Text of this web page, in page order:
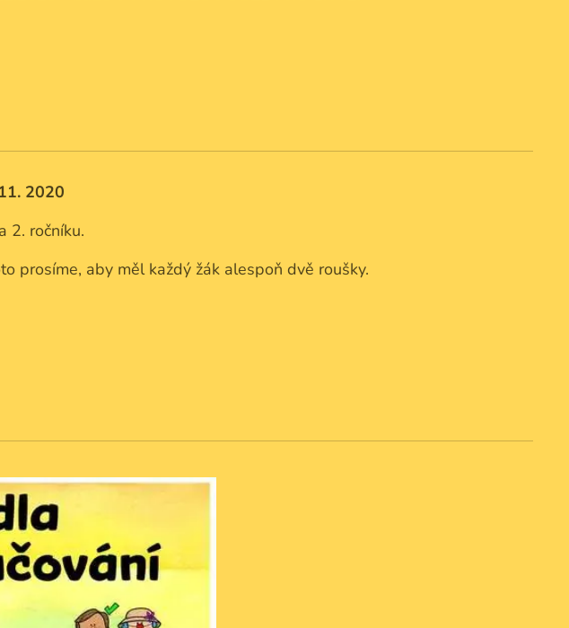
2020
2. ročníku.
prosíme, aby měl každý žák alespoň dvě roušky.